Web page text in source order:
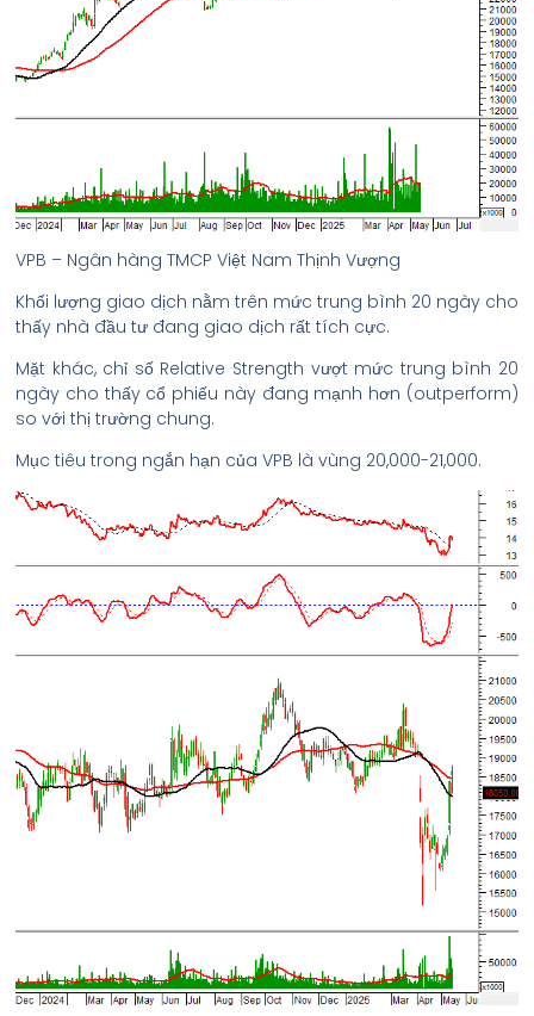
VPB – Ngân hàng TMCP Việt Nam Thịnh Vượng
Khối lượng giao dịch nằm trên mức trung bình 20 ngày cho
thấy nhà đầu tư đang giao dịch rất tích cực.
Mặt khác, chỉ số Relative Strength vượt mức trung bình 20
ngày cho thấy cổ phiếu này đang mạnh hơn (outperform)
so với thị trường chung.
Mục tiêu trong ngắn hạn của VPB là vùng 20,000-21,000.